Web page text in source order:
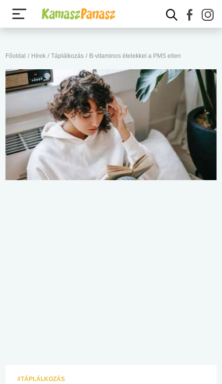
Főoldal / Hírek / Táplálkozás / B-vitaminos ételekkel a PMS ellen
#TÁPLÁLKOZÁS